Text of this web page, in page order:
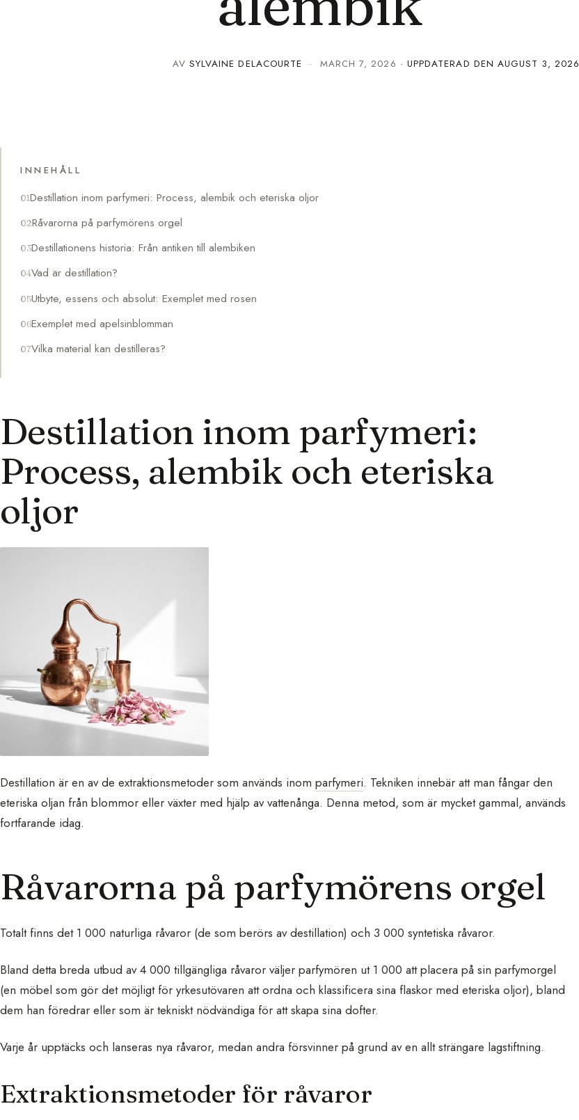
AV SYLVAINE DELACOURTE · MARCH 7, 2026 · UPPDATERAD DEN AUGUST 3, 2026
INNEHÅLL
Destillation inom parfymeri: Process, alembik och eteriska oljor
Råvarorna på parfymörens orgel
Destillationens historia: Från antiken till alembiken
Vad är destillation?
Utbyte, essens och absolut: Exemplet med rosen
Exemplet med apelsinblomman
Vilka material kan destilleras?
Destillation inom parfymeri:
Process, alembik och eteriska
oljor
Destillation är en av de extraktionsmetoder som används inom parfymeri. Tekniken innebär att man fångar den
eteriska oljan från blommor eller växter med hjälp av vattenånga. Denna metod, som är mycket gammal, används
fortfarande idag.
Råvarorna på parfymörens orgel
Totalt finns det 1 000 naturliga råvaror (de som berörs av destillation) och 3 000 syntetiska råvaror.
Bland detta breda utbud av 4 000 tillgängliga råvaror väljer parfymören ut 1 000 att placera på sin parfymorgel
(en möbel som gör det möjligt för yrkesutövaren att ordna och klassificera sina flaskor med eteriska oljor), bland
dem han föredrar eller som är tekniskt nödvändiga för att skapa sina dofter.
Varje år upptäcks och lanseras nya råvaror, medan andra försvinner på grund av en allt strängare lagstiftning.
Extraktionsmetoder för råvaror